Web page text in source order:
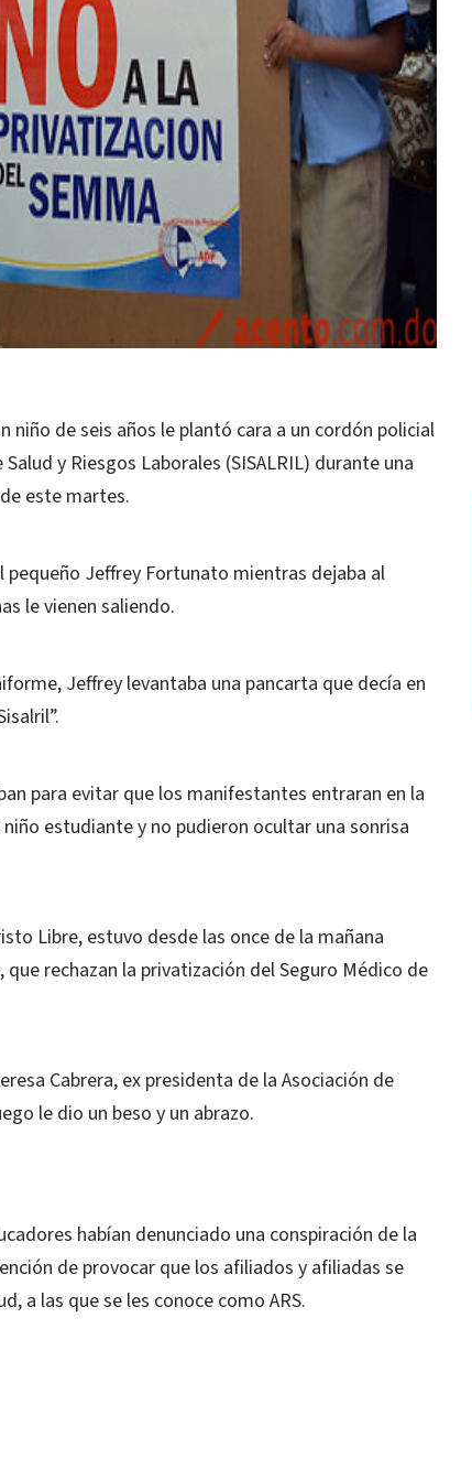
niño de seis años le plantó cara a un cordón policial
y Riesgos Laborales (SISALRIL) durante una
este martes.
pequeño Jeffrey Fortunato mientras dejaba al
le vienen saliendo.
Jeffrey levantaba una pancarta que decía en
para evitar que los manifestantes entraran en la
estudiante y no pudieron ocultar una sonrisa
Libre, estuvo desde las once de la mañana
rechazan la privatización del Seguro Médico de
Cabrera, ex presidenta de la Asociación de
le dio un beso y un abrazo.
habían denunciado una conspiración de la
de provocar que los afiliados y afiliadas se
a las que se les conoce como ARS.